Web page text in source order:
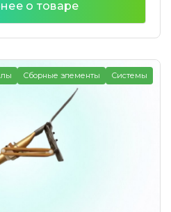
о товаре
Сборные элементы Системы